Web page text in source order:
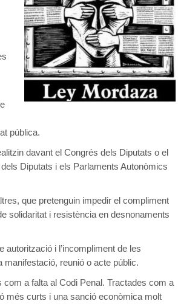
pública.
davant el Congrés dels Diputats o el
Diputats i els Parlaments Autonòmics
que pretenguin impedir el compliment
solidaritat i resistència en desnonaments
autorització i l’incompliment de les
manifestació, reunió o acte públic.
a falta al Codi Penal. Tractades com a
més curts i una sanció econòmica molt